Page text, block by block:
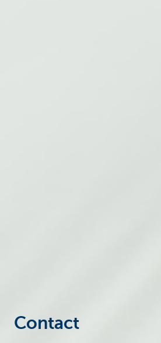
Contact